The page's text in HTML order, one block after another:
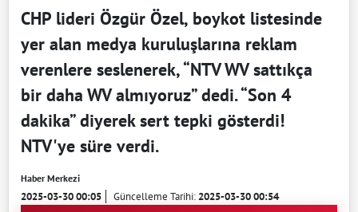
CHP lideri Özgür Özel, boykot listesinde
yer alan medya kuruluşlarına reklam
verenlere seslenerek, “NTV WV sattıkça
bir daha WV almıyoruz” dedi. “Son 4
dakika” diyerek sert tepki gösterdi!
NTV'ye süre verdi.
Haber Merkezi
2025-03-30 00:05 Güncelleme Tarihi:2025-03-30 00:54